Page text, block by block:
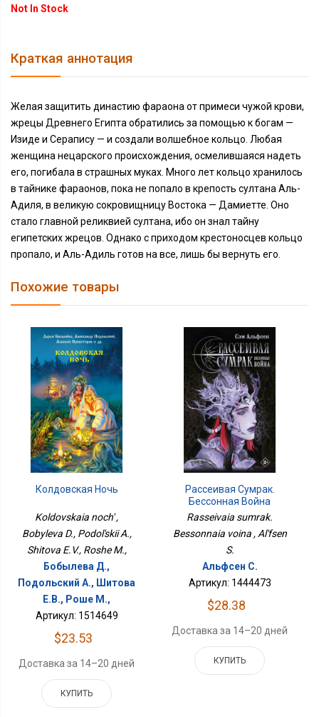
Not In Stock
Краткая аннотация
Желая защитить династию фараона от примеси чужой крови,
жрецы Древнего Египта обратились за помощью к богам —
Изиде и Серапису — и создали волшебное кольцо. Любая
женщина нецарского происхождения, осмелившаяся надеть
его, погибала в страшных муках. Много лет кольцо хранилось
в тайнике фараонов, пока не попало в крепость султана Аль-
Адиля, в великую сокровищницу Востока — Дамиетте. Оно
стало главной реликвией султана, ибо он знал тайну
египетских жрецов. Однако с приходом крестоносцев кольцо
пропало, и Аль-Адиль готов на все, лишь бы вернуть его.
Похожие товары
Колдовская Ночь
Koldovskaia noch' ,
Bobyleva D., Podol'skii A.,
Shitova E.V., Roshe M.,
Бобылева Д.,
Подольский А., Шитова
Е.В., Роше М.,
Артикул: 1514649
$23.53
Доставка за 14–20 дней
КУПИТЬ
Рассеивая Сумрак.
Бессонная Война
Rasseivaia sumrak.
Bessonnaia voina , Al'fsen
S.
Альфсен С.
Артикул: 1444473
$28.38
Доставка за 14–20 дней
КУПИТЬ